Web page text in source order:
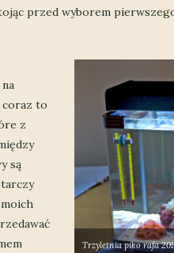
przed wyborem
Trzyletnia piko rafa
coraz to
z
są